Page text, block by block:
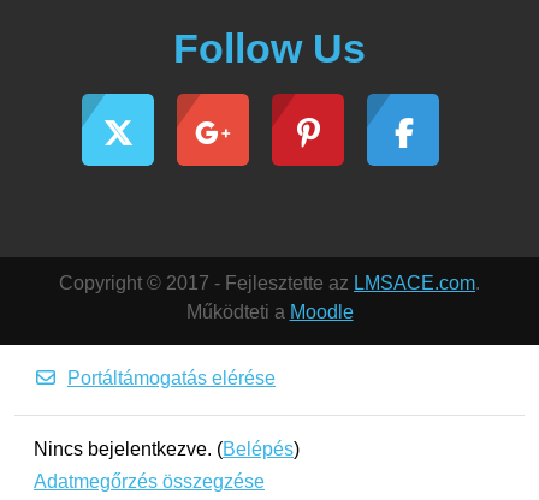
Follow Us
Copyright © 2017 - Fejlesztette az LMSACE.com.
Működteti a Moodle
Portáltámogatás elérése
Nincs bejelentkezve. (Belépés)
Adatmegőrzés összegzése